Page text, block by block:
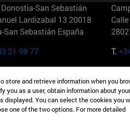
San Sebastián
Lardizabal 13 20018
San Sebastián España
21 98 77
T.
St 10019-2201 Nueva York
346 8850
T.
store and retrieve information when you
you as a user, obtain information about your
displayed. You can select the cookies you
one of the two options. For more detailed